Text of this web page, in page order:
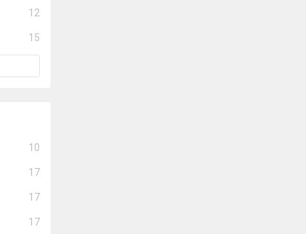
12
15
10
17
17
17